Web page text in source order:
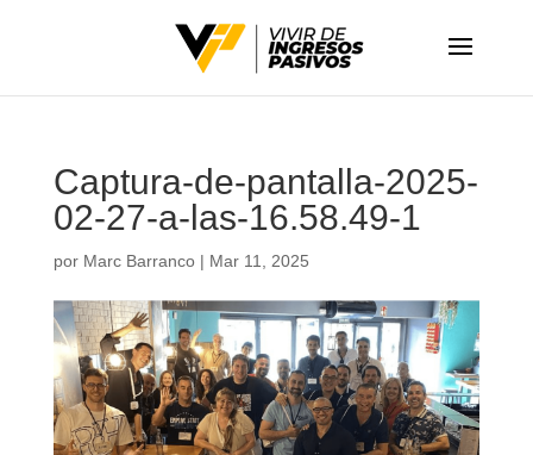
Captura-de-pantalla-2025-
02-27-a-las-16.58.49-1
por Marc Barranco| Mar 11, 2025